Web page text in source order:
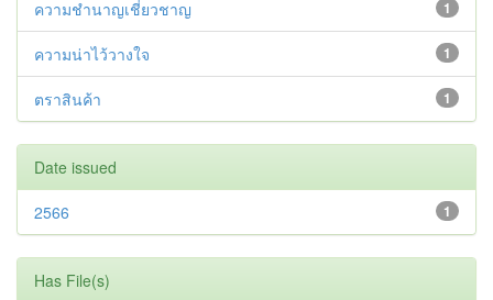
1
ความชำนาญเชี่ยวชาญ
1
ความน่าไว้วางใจ
1
ตราสินค้า
Date issued
1
2566
Has File(s)